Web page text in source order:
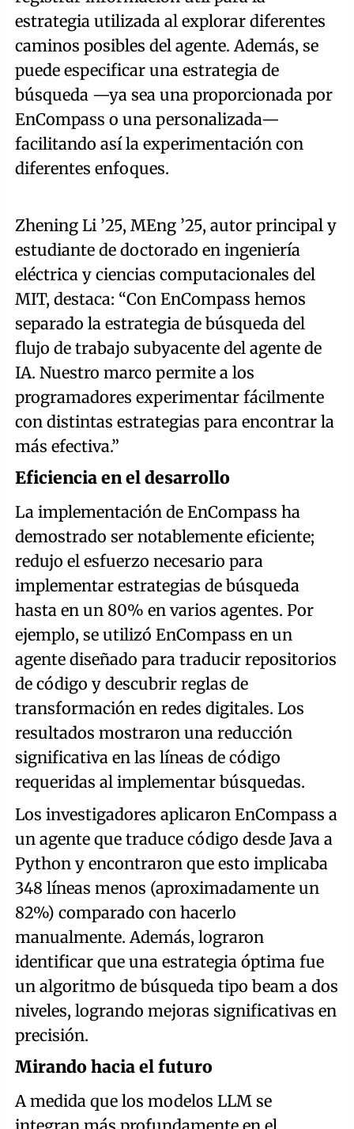
estrategia utilizada al explorar diferentes
caminos posibles del agente. Además, se
puede especificar una estrategia de
búsqueda —ya sea una proporcionada por
EnCompass o una personalizada—
facilitando así la experimentación con
diferentes enfoques.
Zhening Li ’25, MEng ’25, autor principal y
estudiante de doctorado en ingeniería
eléctrica y ciencias computacionales del
MIT, destaca: “Con EnCompass hemos
separado la estrategia de búsqueda del
flujo de trabajo subyacente del agente de
IA. Nuestro marco permite a los
programadores experimentar fácilmente
con distintas estrategias para encontrar la
más efectiva.”
Eficiencia en el desarrollo
La implementación de EnCompass ha
demostrado ser notablemente eficiente;
redujo el esfuerzo necesario para
implementar estrategias de búsqueda
hasta en un 80% en varios agentes. Por
ejemplo, se utilizó EnCompass en un
agente diseñado para traducir repositorios
de código y descubrir reglas de
transformación en redes digitales. Los
resultados mostraron una reducción
significativa en las líneas de código
requeridas al implementar búsquedas.
Los investigadores aplicaron EnCompass a
un agente que traduce código desde Java a
Python y encontraron que esto implicaba
348 líneas menos (aproximadamente un
82%) comparado con hacerlo
manualmente. Además, lograron
identificar que una estrategia óptima fue
un algoritmo de búsqueda tipo beam a dos
niveles, logrando mejoras significativas en
precisión.
Mirando hacia el futuro
A medida que los modelos LLM se